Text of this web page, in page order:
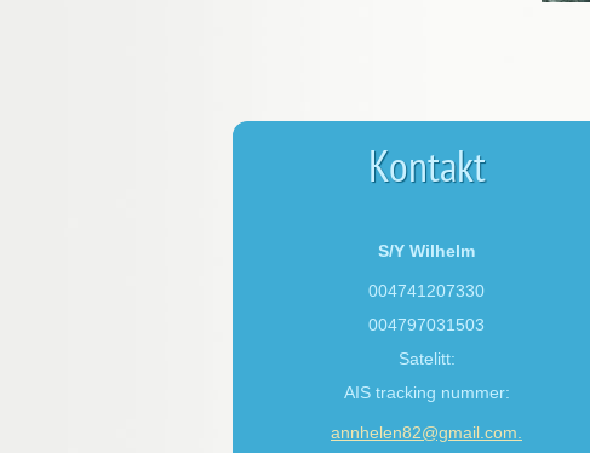
Kontakt
S/Y Wilhelm
004741207330
004797031503
Satelitt:
AIS tracking nummer:
annhelen82@gmail.com.